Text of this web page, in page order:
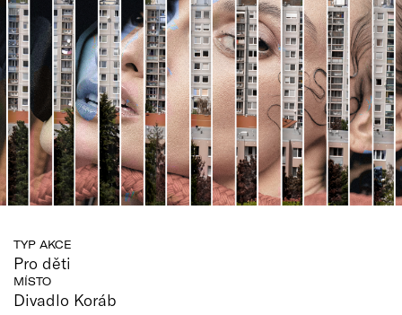
Vše o ČT
TYP AKCE
Pro děti
MÍSTO
Divadlo Koráb